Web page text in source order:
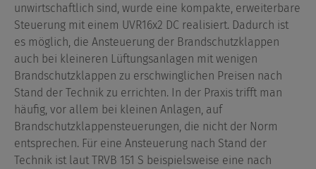
unwirtschaftlich sind, wurde eine kompakte, erweiterbare
Steuerung mit einem UVR16x2 DC realisiert. Dadurch ist
es möglich, die Ansteuerung der Brandschutzklappen
auch bei kleineren Lüftungsanlagen mit wenigen
Brandschutzklappen zu erschwinglichen Preisen nach
Stand der Technik zu errichten. In der Praxis trifft man
häufig, vor allem bei kleinen Anlagen, auf
Brandschutzklappensteuerungen, die nicht der Norm
entsprechen. Für eine Ansteuerung nach Stand der
Technik ist laut TRVB 151 S beispielsweise eine nach